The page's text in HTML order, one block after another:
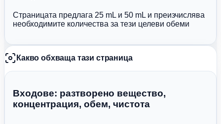
Страницата предлага 25 mL и 50 mL и преизчислява
необходимите количества за тези целеви обеми
Какво обхваща тази страница
Входове: разтворено вещество,
концентрация, обем, чистота